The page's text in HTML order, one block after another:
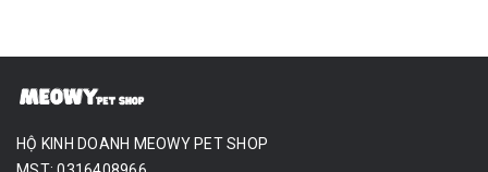
HỘ KINH DOANH MEOWY PET SHOP